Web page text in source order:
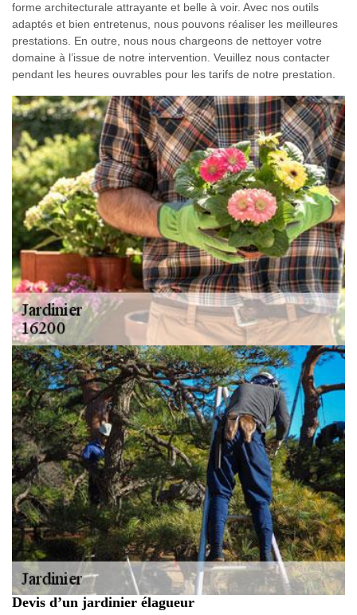
forme architecturale attrayante et belle à voir. Avec nos outils
adaptés et bien entretenus, nous pouvons réaliser les meilleures
prestations. En outre, nous nous chargeons de nettoyer votre
domaine à l’issue de notre intervention. Veuillez nous contacter
pendant les heures ouvrables pour les tarifs de notre prestation.
Devis d’un jardinier élagueur